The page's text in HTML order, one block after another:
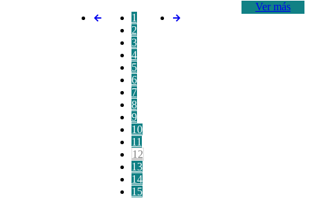
Ver más
1
2
3
4
5
6
7
8
9
10
11
12
13
14
15